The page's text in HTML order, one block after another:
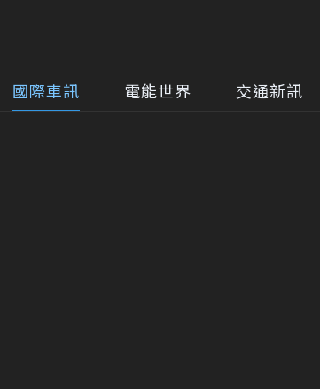
國際車訊 電能世界 交通新訊